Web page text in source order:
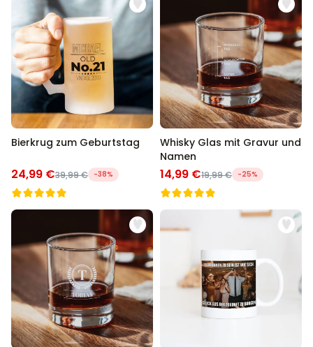
Bierkrug zum Geburtstag
24,99 €39,99 € -38%
Whisky Glas mit Gravur und
Namen
14,99 €19,99 € -25%